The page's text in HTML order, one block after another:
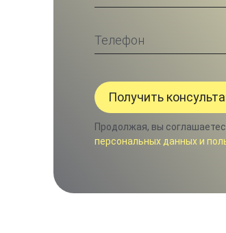
Продолжая, вы
персональных данных и